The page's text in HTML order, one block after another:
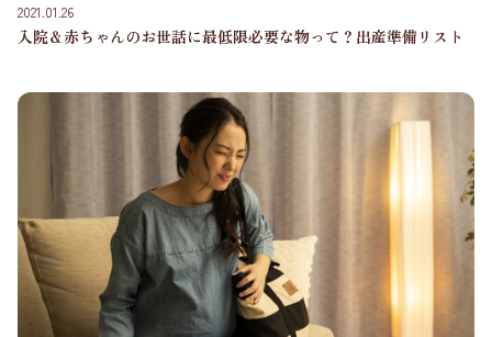
2021.01.26
入院＆赤ちゃんのお世話に最低限必要な物って？出産準備リスト